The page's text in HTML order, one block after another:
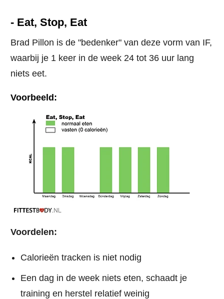
- Eat, Stop, Eat
Brad Pillon is de "bedenker" van deze vorm van IF,
waarbij je 1 keer in de week 24 tot 36 uur lang
niets eet.
Voorbeeld:
Voordelen:
Calorieën tracken is niet nodig
Een dag in de week niets eten, schaadt je
training en herstel relatief weinig